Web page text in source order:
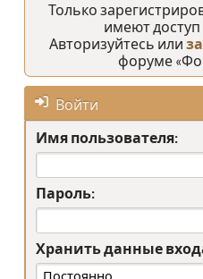
Только
имеют доступ
Авторизуйтесь или
форуме
Войти
Имя пользователя:
Пароль:
Хранить данные